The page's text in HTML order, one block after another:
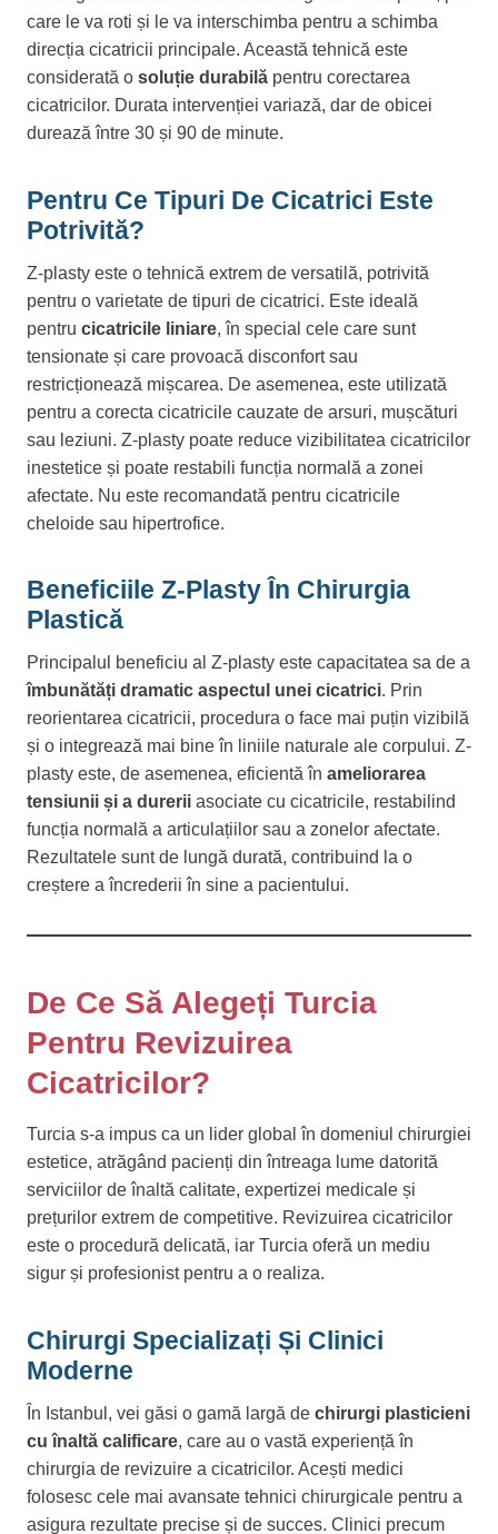
care le va roti și le va interschimba pentru a schimba
direcția cicatricii principale. Această tehnică este
considerată o soluție durabilă pentru corectarea
cicatricilor. Durata intervenției variază, dar de obicei
durează între 30 și 90 de minute.
Pentru Ce Tipuri De Cicatrici Este
Potrivită?
Z-plasty este o tehnică extrem de versatilă, potrivită
pentru o varietate de tipuri de cicatrici. Este ideală
pentru cicatricile liniare, în special cele care sunt
tensionate și care provoacă disconfort sau
restricționează mișcarea. De asemenea, este utilizată
pentru a corecta cicatricile cauzate de arsuri, mușcături
sau leziuni. Z-plasty poate reduce vizibilitatea cicatricilor
inestetice și poate restabili funcția normală a zonei
afectate. Nu este recomandată pentru cicatricile
cheloide sau hipertrofice.
Beneficiile Z-Plasty În Chirurgia
Plastică
Principalul beneficiu al Z-plasty este capacitatea sa de a
îmbunătăți dramatic aspectul unei cicatrici. Prin
reorientarea cicatricii, procedura o face mai puțin vizibilă
și o integrează mai bine în liniile naturale ale corpului. Z-
plasty este, de asemenea, eficientă în ameliorarea
tensiunii și a durerii asociate cu cicatricile, restabilind
funcția normală a articulațiilor sau a zonelor afectate.
Rezultatele sunt de lungă durată, contribuind la o
creștere a încrederii în sine a pacientului.
De Ce Să Alegeți Turcia
Pentru Revizuirea
Cicatricilor?
Turcia s-a impus ca un lider global în domeniul chirurgiei
estetice, atrăgând pacienți din întreaga lume datorită
serviciilor de înaltă calitate, expertizei medicale și
prețurilor extrem de competitive. Revizuirea cicatricilor
este o procedură delicată, iar Turcia oferă un mediu
sigur și profesionist pentru a o realiza.
Chirurgi Specializați Și Clinici
Moderne
În Istanbul, vei găsi o gamă largă de chirurgi plasticieni
cu înaltă calificare, care au o vastă experiență în
chirurgia de revizuire a cicatricilor. Acești medici
folosesc cele mai avansate tehnici chirurgicale pentru a
asigura rezultate precise și de succes. Clinici precum